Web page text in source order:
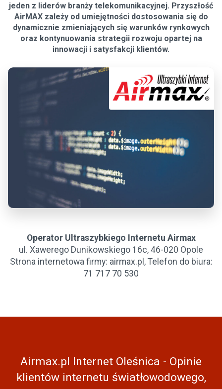
jeden z liderów branży telekomunikacyjnej. Przyszłość
AirMAX zależy od umiejętności dostosowania się do
dynamicznie zmieniających się warunków rynkowych
oraz kontynuowania strategii rozwoju opartej na
innowacji i satysfakcji klientów.
Operator Ultraszybkiego Internetu Airmax
ul. Xawerego Dunikowskiego 16c, 46-020 Opole
Strona internetowa firmy: airmax.pl, Telefon do biura:
71 717 70 530
Airmax.pl Internet Oleśnica - Opinie
klientów internetu światłowodowego,